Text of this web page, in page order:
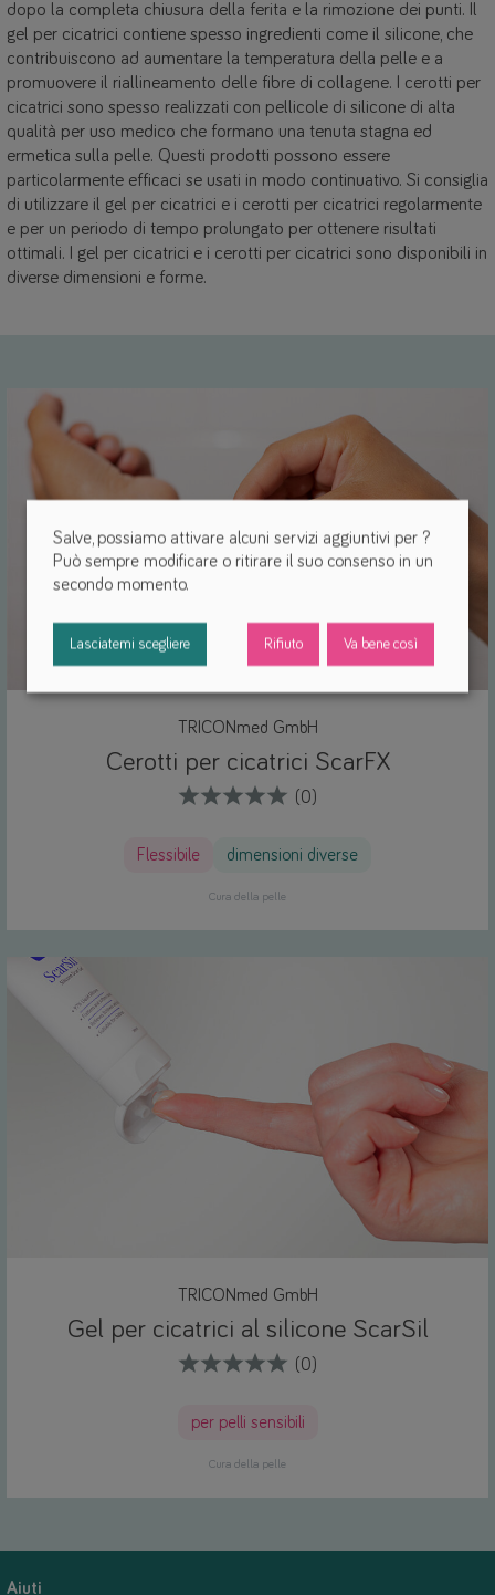
dopo la completa chiusura della ferita e la rimozione dei punti. Il
gel per cicatrici contiene spesso ingredienti come il silicone, che
contribuiscono ad aumentare la temperatura della pelle e a
promuovere il riallineamento delle fibre di collagene. I cerotti per
cicatrici sono spesso realizzati con pellicole di silicone di alta
qualità per uso medico che formano una tenuta stagna ed
ermetica sulla pelle. Questi prodotti possono essere
particolarmente efficaci se usati in modo continuativo. Si consiglia
di utilizzare il gel per cicatrici e i cerotti per cicatrici regolarmente
e per un periodo di tempo prolungato per ottenere risultati
ottimali. I gel per cicatrici e i cerotti per cicatrici sono disponibili in
diverse dimensioni e forme.
TRICONmed GmbH
Cerotti per cicatrici ScarFX
(0)
Flessibile dimensioni diverse
Cura della pelle
TRICONmed GmbH
Gel per cicatrici al silicone ScarSil
(0)
per pelli sensibili
Cura della pelle
Aiuti
Salve, possiamo attivare alcuni servizi aggiuntivi per ?
Può sempre modificare o ritirare il suo consenso in un
secondo momento.
Lasciatemi scegliere Rifiuto Va bene così